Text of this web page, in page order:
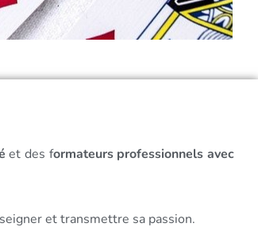
et des formateurs professionnels avec
et transmettre sa passion.